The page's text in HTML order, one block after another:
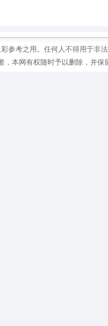
参考之用。任何人不得用于
，本网有权随时予以删除，并